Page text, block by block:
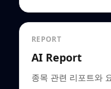
REPORT
AI Report
종목 관련 리포트와